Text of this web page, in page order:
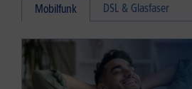
Mobilfunk DSL & Glasfaser